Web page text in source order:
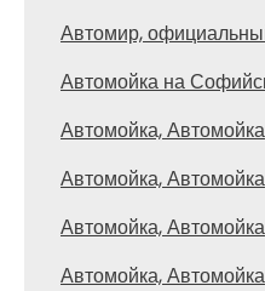
Автомир,
Автомойка на
Автомойка, Автомойка
Автомойка, Автомойка
Автомойка, Автомойка
Автомойка, Автомойка